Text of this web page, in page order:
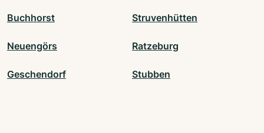
Buchhorst Struvenhütten
Neuengörs Ratzeburg
Geschendorf Stubben